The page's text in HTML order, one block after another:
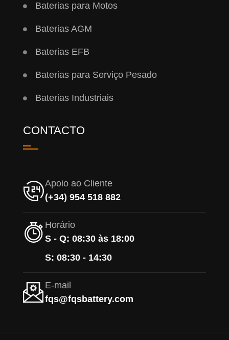
Baterias para Motos
Baterias AGM
Baterias EFB
Baterias para Serviço Pesado
Baterias Industriais
CONTACTO
Apoio ao Cliente
(+34) 954 518 882
Horário
S - Q: 08:30 às 18:00
S: 08:30 - 14:30
E-mail
fqs@fqsbattery.com